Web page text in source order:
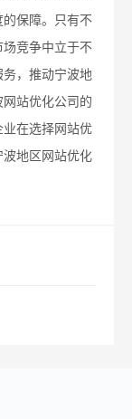
保障。只有不
场竞争中立于不
，推动宁波地
站优化公司的
在选择网站优
地区网站优化